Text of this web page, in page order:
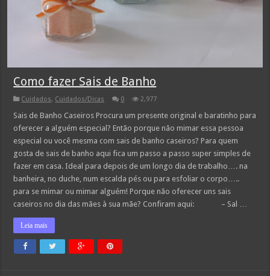
Como fazer Sais de Banho
Cuidados, Cuidados/Dicas 0 2,977
Sais de Banho Caseiros Procura um presente original e baratinho para
oferecer a alguém especial? Então porque não mimar essa pessoa
especial ou você mesma com sais de banho caseiros? Para quem
gosta de sais de banho aqui fica um passo a passo super simples de
fazer em casa. Ideal para depois de um longo dia de trabalho…. na
banheira, no duche, num escalda pés ou para esfoliar o corpo…..
para se mimar ou mimar alguém! Porque não oferecer uns sais
caseiros no dia das mães à sua mãe? Confiram aqui: – Sal …
Leia mais